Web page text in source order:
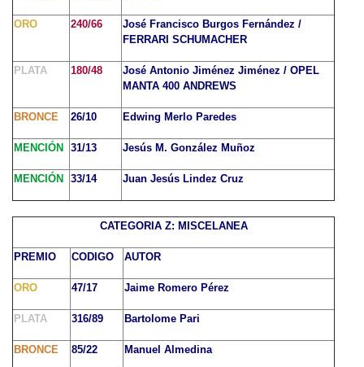
ORO 240/66
José Francisco Burgos Fernández /
FERRARI SCHUMACHER
PLATA 180/48
José Antonio Jiménez Jiménez / OPEL
MANTA 400 ANDREWS
BRONCE 26/10 Edwing Merlo Paredes
MENCIÓN 31/13 Jesús M. González Muñoz
MENCIÓN 33/14 Juan Jesús Lindez Cruz
CATEGORIA Z: MISCELANEA
PREMIO CODIGO AUTOR
ORO 47/17 Jaime Romero Pérez
PLATA 316/89 Bartolome Pari
BRONCE 85/22 Manuel Almedina